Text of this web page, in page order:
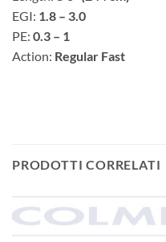
EGI: 1.8 – 3.0
PE: 0.3 – 1
Action: Regular Fast
PRODOTTI CORRELATI